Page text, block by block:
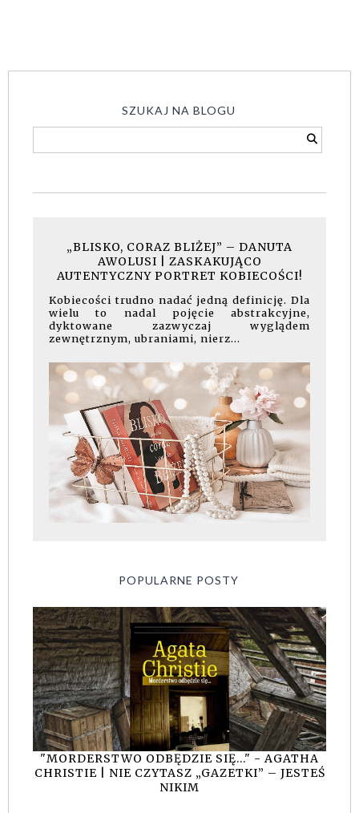
SZUKAJ NA BLOGU
„BLISKO, CORAZ BLIŻEJ” – DANUTA
AWOLUSI | ZASKAKUJĄCO
AUTENTYCZNY PORTRET KOBIECOŚCI!
Kobiecości trudno nadać jedną definicję. Dla
wielu to nadal pojęcie abstrakcyjne,
dyktowane zazwyczaj wyglądem
zewnętrznym, ubraniami, nierz...
POPULARNE POSTY
"MORDERSTWO ODBĘDZIE SIĘ..." - AGATHA
CHRISTIE | NIE CZYTASZ „GAZETKI” – JESTEŚ
NIKIM